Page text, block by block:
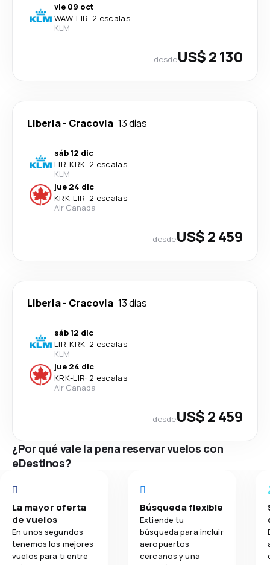
vie 09 oct
WAW-LIR· 2 escalas
KLM
desdeUS$ 2 130
Liberia- Cracovia 13 días
sáb 12 dic
LIR-KRK· 2 escalas
KLM
jue 24 dic
KRK-LIR· 2 escalas
Air Canada
desdeUS$ 2 459
Liberia- Cracovia 13 días
sáb 12 dic
LIR-KRK· 2 escalas
KLM
jue 24 dic
KRK-LIR· 2 escalas
Air Canada
desdeUS$ 2 459
¿Por qué vale la pena reservar vuelos con
eDestinos?
La mayor oferta
de vuelos
En unos segundos
tenemos los mejores
vuelos para ti entre
Búsqueda flexible
Extiende tu
búsqueda para incluir
aeropuertos
cercanos y una